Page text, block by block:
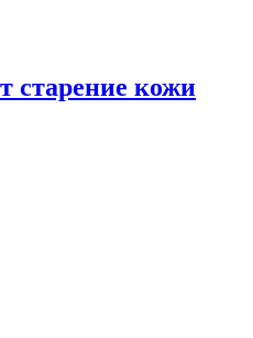
старение кожи